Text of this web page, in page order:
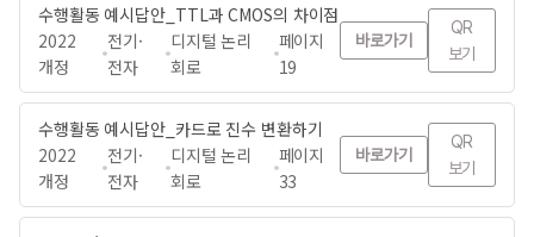
수행활동 예시답안_TTL과 CMOS의 차이점
2022
개정
전기·
전자
디지털 논리
회로
페이지
19
바로가기
QR
보기
수행활동 예시답안_카드로 진수 변환하기
2022
개정
전기·
전자
디지털 논리
회로
페이지
33
바로가기
QR
보기